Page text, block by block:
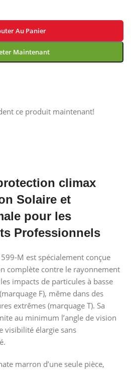
Au Panier
Maintenant
ce produit maintenant!
climax
Solaire et
pour les
Professionnels
M est spécialement conçue
complète contre le rayonnement
impacts de particules à basse
F), même dans des
extrêmes (marquage T). Sa
au minimum l’angle de vision
visibilité élargie sans
marron d’une seule pièce,